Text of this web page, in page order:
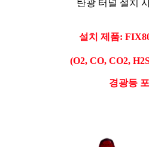
탄광 터널 설치
설치 제품:
(O2, CO, CO2,
경광등